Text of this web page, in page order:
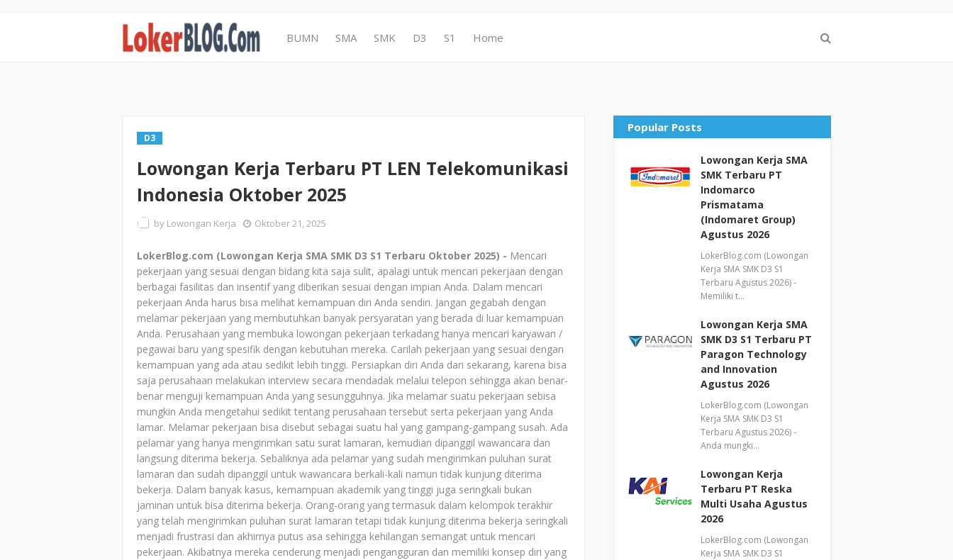
BUMN SMA SMK D3 S1 Home
D3
Lowongan Kerja Terbaru PT LEN Telekomunikasi
Indonesia Oktober 2025
by Lowongan Kerja Oktober 21, 2025
LokerBlog.com (Lowongan Kerja SMA SMK D3 S1 Terbaru Oktober 2025) - Mencari
pekerjaan yang sesuai dengan bidang kita saja sulit, apalagi untuk mencari pekerjaan dengan
berbagai fasilitas dan insentif yang diberikan sesuai dengan impian Anda. Dalam mencari
pekerjaan Anda harus bisa melihat kemampuan diri Anda sendiri. Jangan gegabah dengan
melamar pekerjaan yang membutuhkan banyak persyaratan yang berada di luar kemampuan
Anda. Perusahaan yang membuka lowongan pekerjaan terkadang hanya mencari karyawan /
pegawai baru yang spesifik dengan kebutuhan mereka. Carilah pekerjaan yang sesuai dengan
kemampuan yang ada atau sedikit lebih tinggi. Persiapkan diri Anda dari sekarang, karena bisa
saja perusahaan melakukan interview secara mendadak melalui telepon sehingga akan benar-
benar menguji kemampuan Anda yang sesungguhnya. Jika melamar suatu pekerjaan sebisa
mungkin Anda mengetahui sedikit tentang perusahaan tersebut serta pekerjaan yang Anda
lamar. Melamar pekerjaan bisa disebut sebagai suatu hal yang gampang-gampang susah. Ada
pelamar yang hanya mengirimkan satu surat lamaran, kemudian dipanggil wawancara dan
langsung diterima bekerja. Sebaliknya ada pelamar yang sudah mengirimkan puluhan surat
lamaran dan sudah dipanggil untuk wawancara berkali-kali namun tidak kunjung diterima
bekerja. Dalam banyak kasus, kemampuan akademik yang tinggi juga seringkali bukan
jaminan untuk bisa diterima bekerja. Orang-orang yang termasuk dalam kelompok terakhir
yang telah mengirimkan puluhan surat lamaran tetapi tidak kunjung diterima bekerja seringkali
menjadi frustrasi dan akhirnya putus asa sehingga kehilangan semangat untuk mencari
pekerjaan. Akibatnya mereka cenderung menjadi pengangguran dan memiliki konsep diri yang
Popular Posts
Lowongan Kerja SMA
SMK Terbaru PT
Indomarco
Prismatama
(Indomaret Group)
Agustus 2026
LokerBlog.com (Lowongan
Kerja SMA SMK D3 S1
Terbaru Agustus 2026) -
Memiliki t…
Lowongan Kerja SMA
SMK D3 S1 Terbaru PT
Paragon Technology
and Innovation
Agustus 2026
LokerBlog.com (Lowongan
Kerja SMA SMK D3 S1
Terbaru Agustus 2026) -
Anda mungki…
Lowongan Kerja
Terbaru PT Reska
Multi Usaha Agustus
2026
LokerBlog.com (Lowongan
Kerja SMA SMK D3 S1